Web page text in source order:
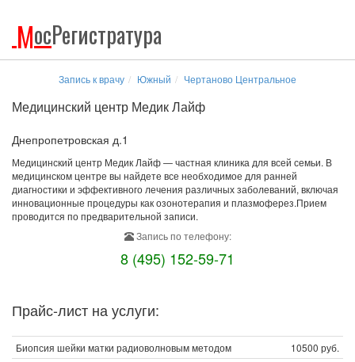
МосРегистратура
Запись к врачу Южный Чертаново Центральное
Медицинский центр Медик Лайф
Днепропетровская д.1
Медицинский центр Медик Лайф — частная клиника для всей семьи. В
медицинском центре вы найдете все необходимое для ранней
диагностики и эффективного лечения различных заболеваний, включая
инновационные процедуры как озонотерапия и плазмоферез.Прием
проводится по предварительной записи.
Запись по телефону:
8 (495) 152-59-71
Прайс-лист на услуги:
Биопсия шейки матки радиоволновым методом
10500 руб.